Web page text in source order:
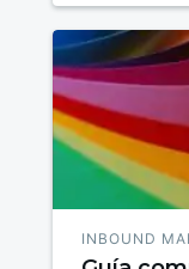
INBOUND